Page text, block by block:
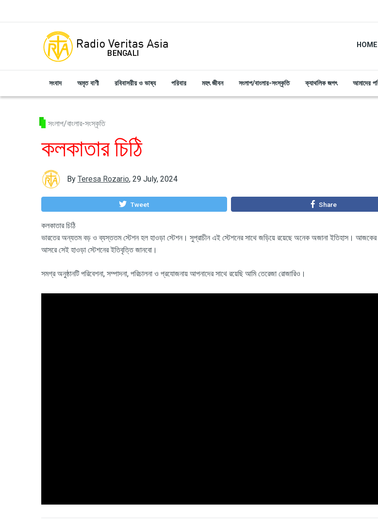
HOME
সংবাদ অমৃত বাণী রবিবাসরীয় ও ভাষ্য পরিবার মহৎ জীবন সংলাপ/বাংলার-সংস্কৃতি ক্যাথলিক জগৎ আমাদের
সংলাপ/বাংলার-সংস্কৃতি
কলকাতার চিঠি
By Teresa Rozario, 29 July, 2024
Tweet Share
কলকাতার চিঠি
ভারতের অন্যতম বড় ও ব্যস্ততম স্টেশন হল হাওড়া স্টেশন। সুপ্রাচীন এই স্টেশনের সাথে জড়িয়ে রয়েছে অনেক অজানা ইতিহাস। আজকের
আসরে সেই হাওড়া স্টেশনের ইতিবৃত্তি জানবো।
সমগ্র অনুষ্ঠানটি পরিবেশনা, সম্পাদনা, পরিচালনা ও প্রযোজনায় আপনাদের সাথে রয়েছি আমি তেরেজা রোজারিও।